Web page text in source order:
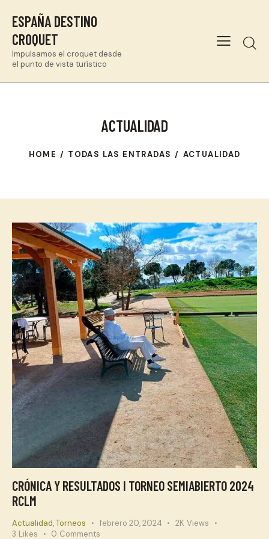
ESPAÑA DESTINO
CROQUET
Impulsamos el croquet desde
el punto de vista turístico
ACTUALIDAD
HOME TODAS LAS ENTRADAS ACTUALIDAD
CRÓNICA Y RESULTADOS I TORNEO SEMIABIERTO 2024
RCLM
Actualidad,Torneos febrero 20, 2024 2K Views
3 Likes 0 Comments